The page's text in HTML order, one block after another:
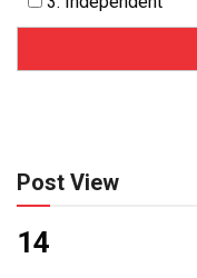
Post View
14